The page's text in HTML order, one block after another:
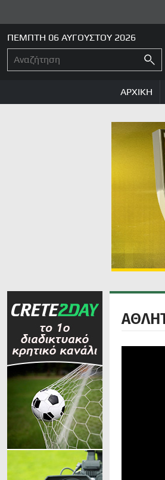
ΠΕΜΠΤΗ 06 ΑΥΓΟΥΣΤΟΥ 2026
ΑΡΧΙΚΗ